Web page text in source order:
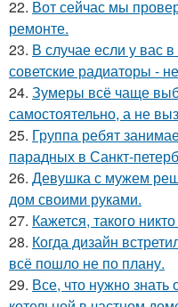
22. Вот сейчас мы
ремонте.
23. В случае если у вас
советские радиаторы -
24. Зумеры всё чаще
самостоятельно, а не
25. Группа ребят
парадных в Санкт-
26. Девушка с мужем
дом своими руками.
27. Кажется, такого
28. Когда дизайн
всё пошло не по плану.
29. Все, что нужно знать